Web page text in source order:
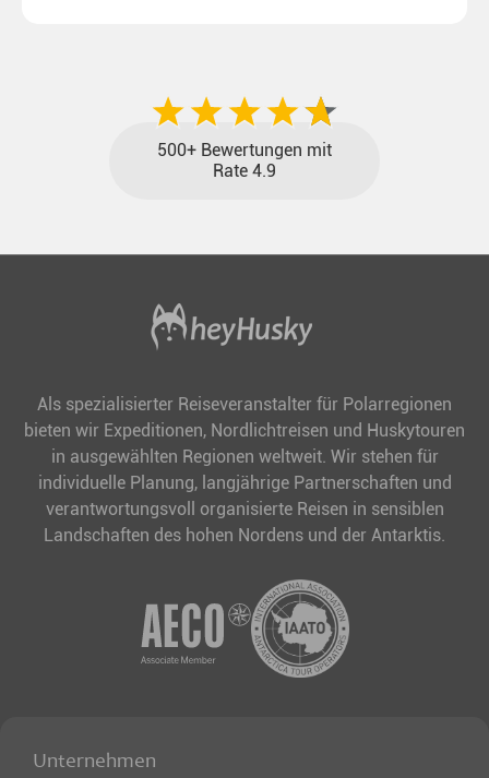
500+ Bewertungen mit
Rate 4.9
Als spezialisierter Reiseveranstalter für Polarregionen
bieten wir Expeditionen, Nordlichtreisen und Huskytouren
in ausgewählten Regionen weltweit. Wir stehen für
individuelle Planung, langjährige Partnerschaften und
verantwortungsvoll organisierte Reisen in sensiblen
Landschaften des hohen Nordens und der Antarktis.
Unternehmen